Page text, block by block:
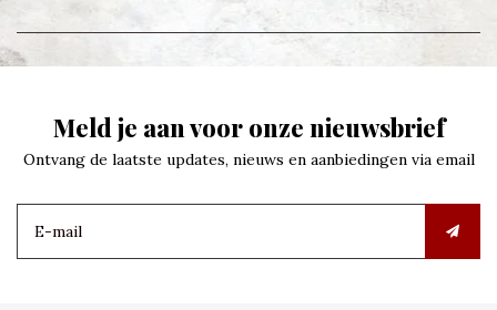
Meld je aan voor onze nieuwsbrief
Ontvang de laatste updates, nieuws en aanbiedingen via email